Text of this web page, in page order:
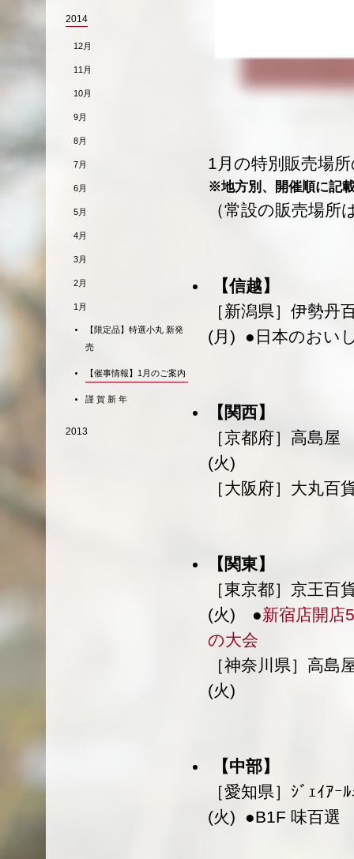
1月の特別販売場
※地方別、開催順に記
（常設の販売場所
【信越】
［新潟県］伊勢
(月) ●日本のおい
【関西】
［京都府］高島
(火)
［大阪府］大丸
【関東】
［東京都］京
(火) ●新宿店開店
の大会
［神奈川県］高
(火)
【中部】
［愛知県］ｼﾞｪｲｱ
(火) ●B1F 味百選
2014
12月
11月
10月
9月
8月
7月
6月
5月
4月
3月
2月
1月
【限定品】特選小丸 新発
売
【催事情報】1月のご案内
謹 賀 新 年
2013